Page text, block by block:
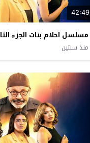
42:49
مسلسل احلام بنات الجزء
منذ سنتين